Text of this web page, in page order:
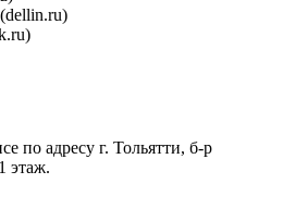
(dellin.ru)
по адресу г. Тольятти, б-р
этаж.